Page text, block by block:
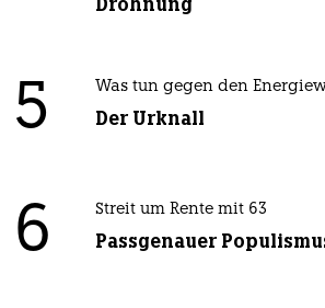
5 Was tun gegen den
Der Urknall
6 Streit um Rente mit 63
Passgenauer